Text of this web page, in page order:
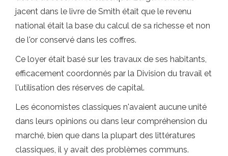
jacent dans le livre de Smith était que le revenu
national était la base du calcul de sa richesse et non
de l'or conservé dans les coffres.
Ce loyer était basé sur les travaux de ses habitants,
efficacement coordonnés par la Division du travail et
l'utilisation des réserves de capital.
Les économistes classiques n'avaient aucune unité
dans leurs opinions ou dans leur compréhension du
marché, bien que dans la plupart des littératures
classiques, il y avait des problèmes communs.